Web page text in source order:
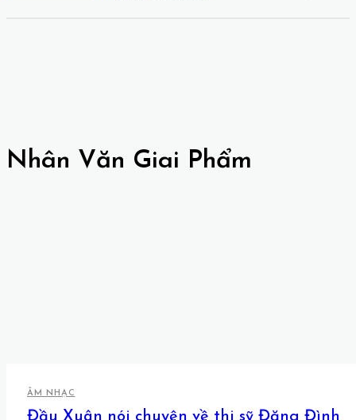
Nhân Văn Giai Phẩm
ÂM NHẠC
Đầu Xuân nói chuyện về thi sỹ Đặng Đình